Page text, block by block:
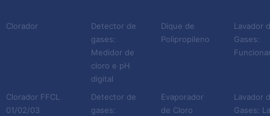
Clorador
Clorador FFCL
01/02/03
Detector de
gases:
Medidor de
cloro e pH
digital
Detector de
gases:
Dique de
Polipropileno
Evaporador
de Cloro
Lavador
Gases:
Lavador
Gases: